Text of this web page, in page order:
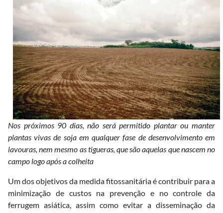
Nos próximos 90 dias, não será permitido plantar ou manter
plantas vivas de soja em qualquer fase de desenvolvimento em
lavouras, nem mesmo as tigueras, que são aquelas que nascem no
campo logo após a colheita
Um dos objetivos da medida fitossanitária é contribuir para a
minimização de custos na prevenção e no controle da
ferrugem asiática, assim como evitar a disseminação da